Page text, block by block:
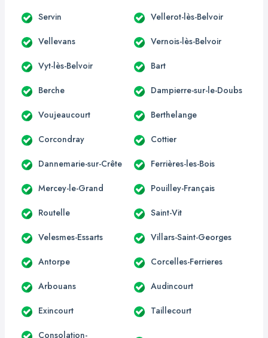
Servin Vellerot-lès-Belvoir
Vellevans Vernois-lès-Belvoir
Vyt-lès-Belvoir Bart
Berche Dampierre-sur-le-Doubs
Voujeaucourt Berthelange
Corcondray Cottier
Dannemarie-sur-Crête Ferrières-les-Bois
Mercey-le-Grand Pouilley-Français
Routelle Saint-Vit
Velesmes-Essarts Villars-Saint-Georges
Antorpe Corcelles-Ferrieres
Arbouans Audincourt
Exincourt Taillecourt
Consolation-